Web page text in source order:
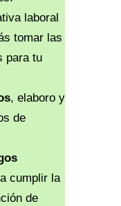
laboral
tomar las
para tu
, elaboro y
de
cumplir la
de